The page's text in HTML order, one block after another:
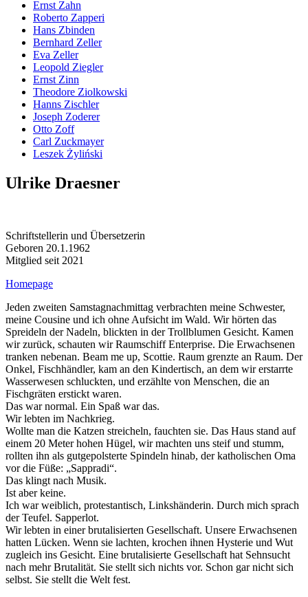
Ernst Zahn
Roberto Zapperi
Hans Zbinden
Bernhard Zeller
Eva Zeller
Leopold Ziegler
Ernst Zinn
Theodore Ziolkowski
Hanns Zischler
Joseph Zoderer
Otto Zoff
Carl Zuckmayer
Leszek Żyliński
Ulrike Draesner
Schriftstellerin und Übersetzerin
Geboren 20.1.1962
Mitglied seit 2021
Homepage
Jeden zweiten Samstagnachmittag verbrachten meine Schwester,
meine Cousine und ich ohne Aufsicht im Wald. Wir hörten das
Spreideln der Nadeln, blickten in der Trollblumen Gesicht. Kamen
wir zurück, schauten wir Raumschiff Enterprise. Die Erwachsenen
tranken nebenan. Beam me up, Scottie. Raum grenzte an Raum. Der
Onkel, Fischhändler, kam an den Kindertisch, an dem wir erstarrte
Wasserwesen schluckten, und erzählte von Menschen, die an
Fischgräten erstickt waren.
Das war normal. Ein Spaß war das.
Wir lebten im Nachkrieg.
Wollte man die Katzen streicheln, fauchten sie. Das Haus stand auf
einem 20 Meter hohen Hügel, wir machten uns steif und stumm,
rollten ihn als gutgepolsterte Spindeln hinab, der katholischen Oma
vor die Füße: „Sappradi“.
Das klingt nach Musik.
Ist aber keine.
Ich war weiblich, protestantisch, Linkshänderin. Durch mich sprach
der Teufel. Sapperlot.
Wir lebten in einer brutalisierten Gesellschaft. Unsere Erwachsenen
hatten Lücken. Wenn sie lachten, krochen ihnen Hysterie und Wut
zugleich ins Gesicht. Eine brutalisierte Gesellschaft hat Sehnsucht
nach mehr Brutalität. Sie stellt sich nichts vor. Schon gar nicht sich
selbst. Sie stellt die Welt fest.